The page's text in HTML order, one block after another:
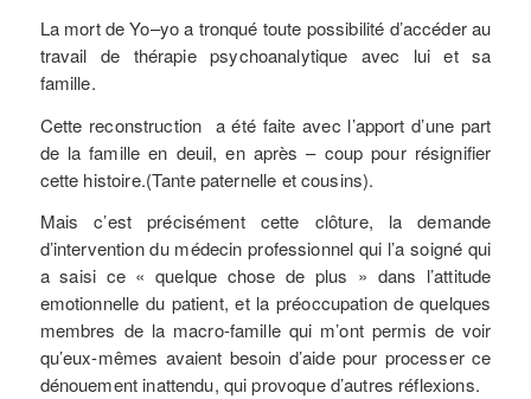
La mort de Yo–yo a tronqué toute possibilité d’accéder au
travail de thérapie psychoanalytique avec lui et sa
famille.
Cette reconstruction a été faite avec l’apport d’une part
de la famille en deuil, en après – coup pour résignifier
cette histoire.(Tante paternelle et cousins).
Mais c’est précisément cette clôture, la demande
d’intervention du médecin professionnel qui l’a soigné qui
a saisi ce « quelque chose de plus » dans l’attitude
emotionnelle du patient, et la préoccupation de quelques
membres de la macro-famille qui m’ont permis de voir
qu’eux-mêmes avaient besoin d’aide pour processer ce
dénouement inattendu, qui provoque d’autres réflexions.